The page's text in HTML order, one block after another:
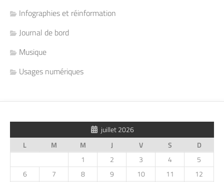
Infographies et réinformation
Journal de bord
Musique
Usages numériques
juillet 2026
L
M M J V S
D
1
2 3 4
5
6
7 8 9 10 11
12